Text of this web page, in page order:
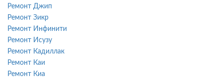
Ремонт Джип
Ремонт Зикр
Ремонт Инфинити
Ремонт Исузу
Ремонт Кадиллак
Ремонт Каи
Ремонт Киа